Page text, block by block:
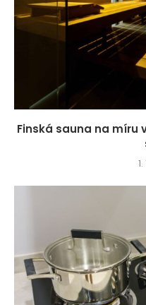
Finská sauna na míru